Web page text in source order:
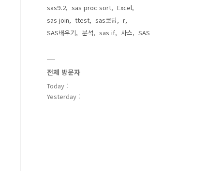
sas9.2
sas proc sort
Excel
sas join
ttest sas코딩
r
SAS배우기
분석 sas if 사스 SAS
전체 방문자
Today :
Yesterday :